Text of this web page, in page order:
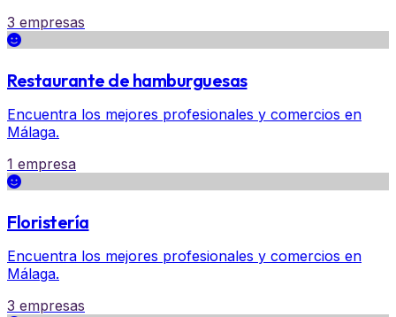
3 empresas
Restaurante de hamburguesas
Encuentra los mejores profesionales y comercios en
Málaga.
1 empresa
Floristería
Encuentra los mejores profesionales y comercios en
Málaga.
3 empresas